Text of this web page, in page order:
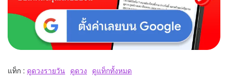
แท็ก : ดูดวงรายวัน ดูดวง ดูแท็กทั้งหมด